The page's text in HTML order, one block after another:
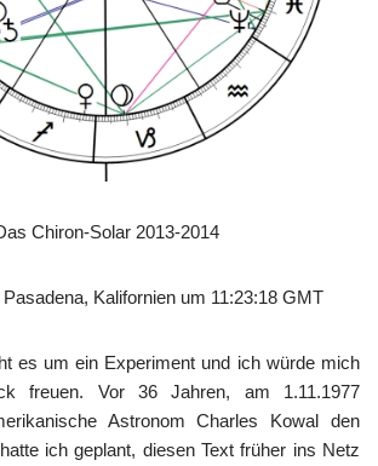
Chiron-Solar 2013-2014
Kalifornien um 11:23:18 GMT
es um ein Experiment und ich würde mich
freuen. Vor 36 Jahren, am 1.11.1977
Astronom Charles Kowal den
ich geplant, diesen Text früher ins Netz